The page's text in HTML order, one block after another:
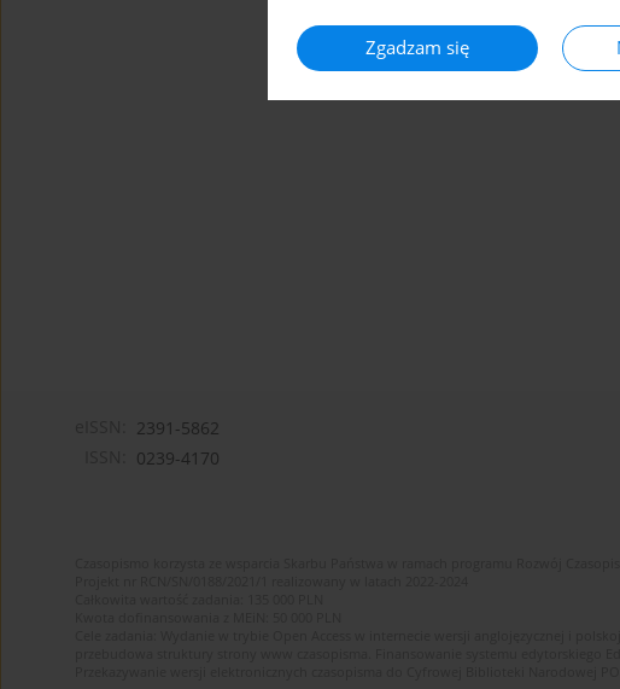
Zgadzam się
2391-5862
0239-4170